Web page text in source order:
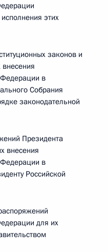
этих
законов и
в
Собрания
законодательной
Президента
внесения
в
Российской
для их